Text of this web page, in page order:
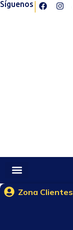
Síguenos|
Zona Clientes